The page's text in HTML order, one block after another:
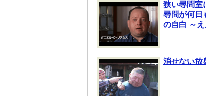
狭い尋問室
尋問が何日
の自白 ～え
消せない放